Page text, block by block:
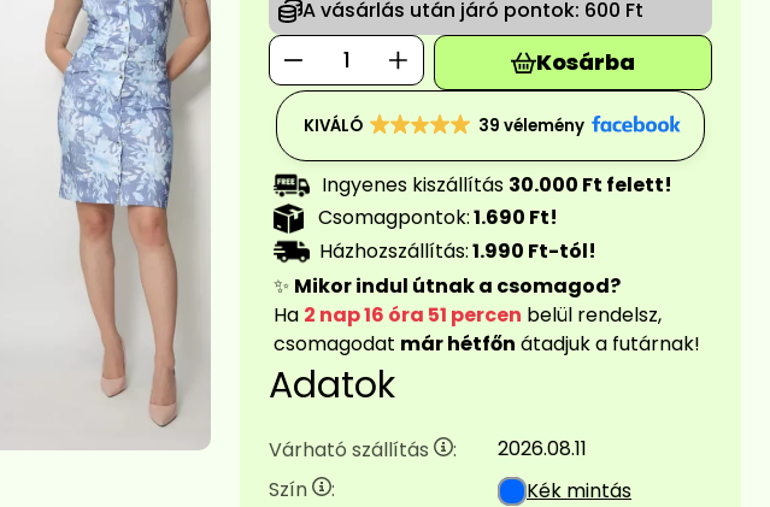
A vásárlás után járó pontok: 600 Ft
Kosárba
KIVÁLÓ 39 vélemény
Ingyenes kiszállítás 30.000 Ft felett!
Csomagpontok:1.690 Ft!
Házhozszállítás:1.990 Ft-tól!
✨ Mikor indul útnak a csomagod?
Ha 2 nap 16 óra 51 percen belül rendelsz,
csomagodat már hétfőn átadjuk a futárnak!
Adatok
Várható szállítás :
2026.08.11
Szín
:
Kék mintás